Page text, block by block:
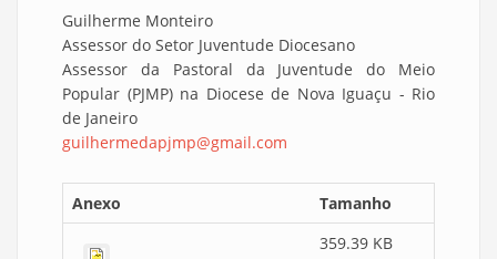
Guilherme Monteiro
Assessor do Setor Juventude Diocesano
Assessor da Pastoral da Juventude do Meio
Popular (PJMP) na Diocese de Nova Iguaçu - Rio
de Janeiro
guilhermedapjmp@gmail.com
Anexo Tamanho
359.39 KB